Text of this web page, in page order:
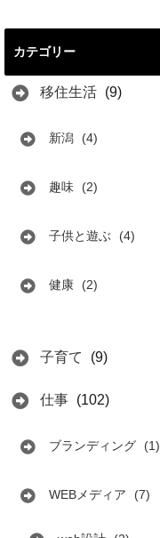
カテゴリー
移住生活 (9)
新潟 (4)
趣味 (2)
子供と遊ぶ (4)
健康 (2)
子育て (9)
仕事 (102)
ブランディング (1)
WEBメディア (7)